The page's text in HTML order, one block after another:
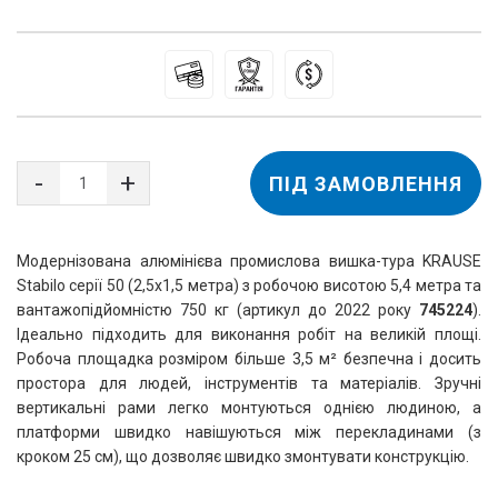
Модернізована алюмінієва промислова вишка-тура KRAUSE
Stabilo серії 50 (2,5х1,5 метра) з робочою висотою 5,4 метра та
вантажопідйомністю 750 кг (артикул до 2022 року 745224).
Ідеально підходить для виконання робіт на великій площі.
Робоча площадка розміром більше 3,5 м² безпечна і досить
простора для людей, інструментів та матеріалів. Зручні
вертикальні рами легко монтуються однією людиною, а
платформи швидко навішуються між перекладинами (з
кроком 25 см), що дозволяє швидко змонтувати конструкцію.
ПІД ЗАМОВЛЕННЯ